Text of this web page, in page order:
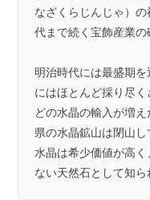
なざくらじんじゃ）
代まで続く宝飾産業の
明治時代には最盛期
にはほとんど採り尽
どの水晶の輸入が増
県の水晶鉱山は閉山
水晶は希少価値が高
ない天然石として知ら